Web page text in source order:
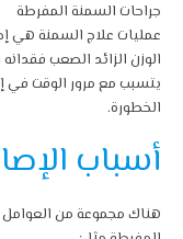
جراحات السمنة المفرطة
عمليات علاج السمنة هي
الوزن الزائد الصعب
يتسبب مع مرور الوقت
الخطورة.
أسباب
هناك مجموعة من العوامل